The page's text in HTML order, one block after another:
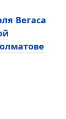
Вегаса